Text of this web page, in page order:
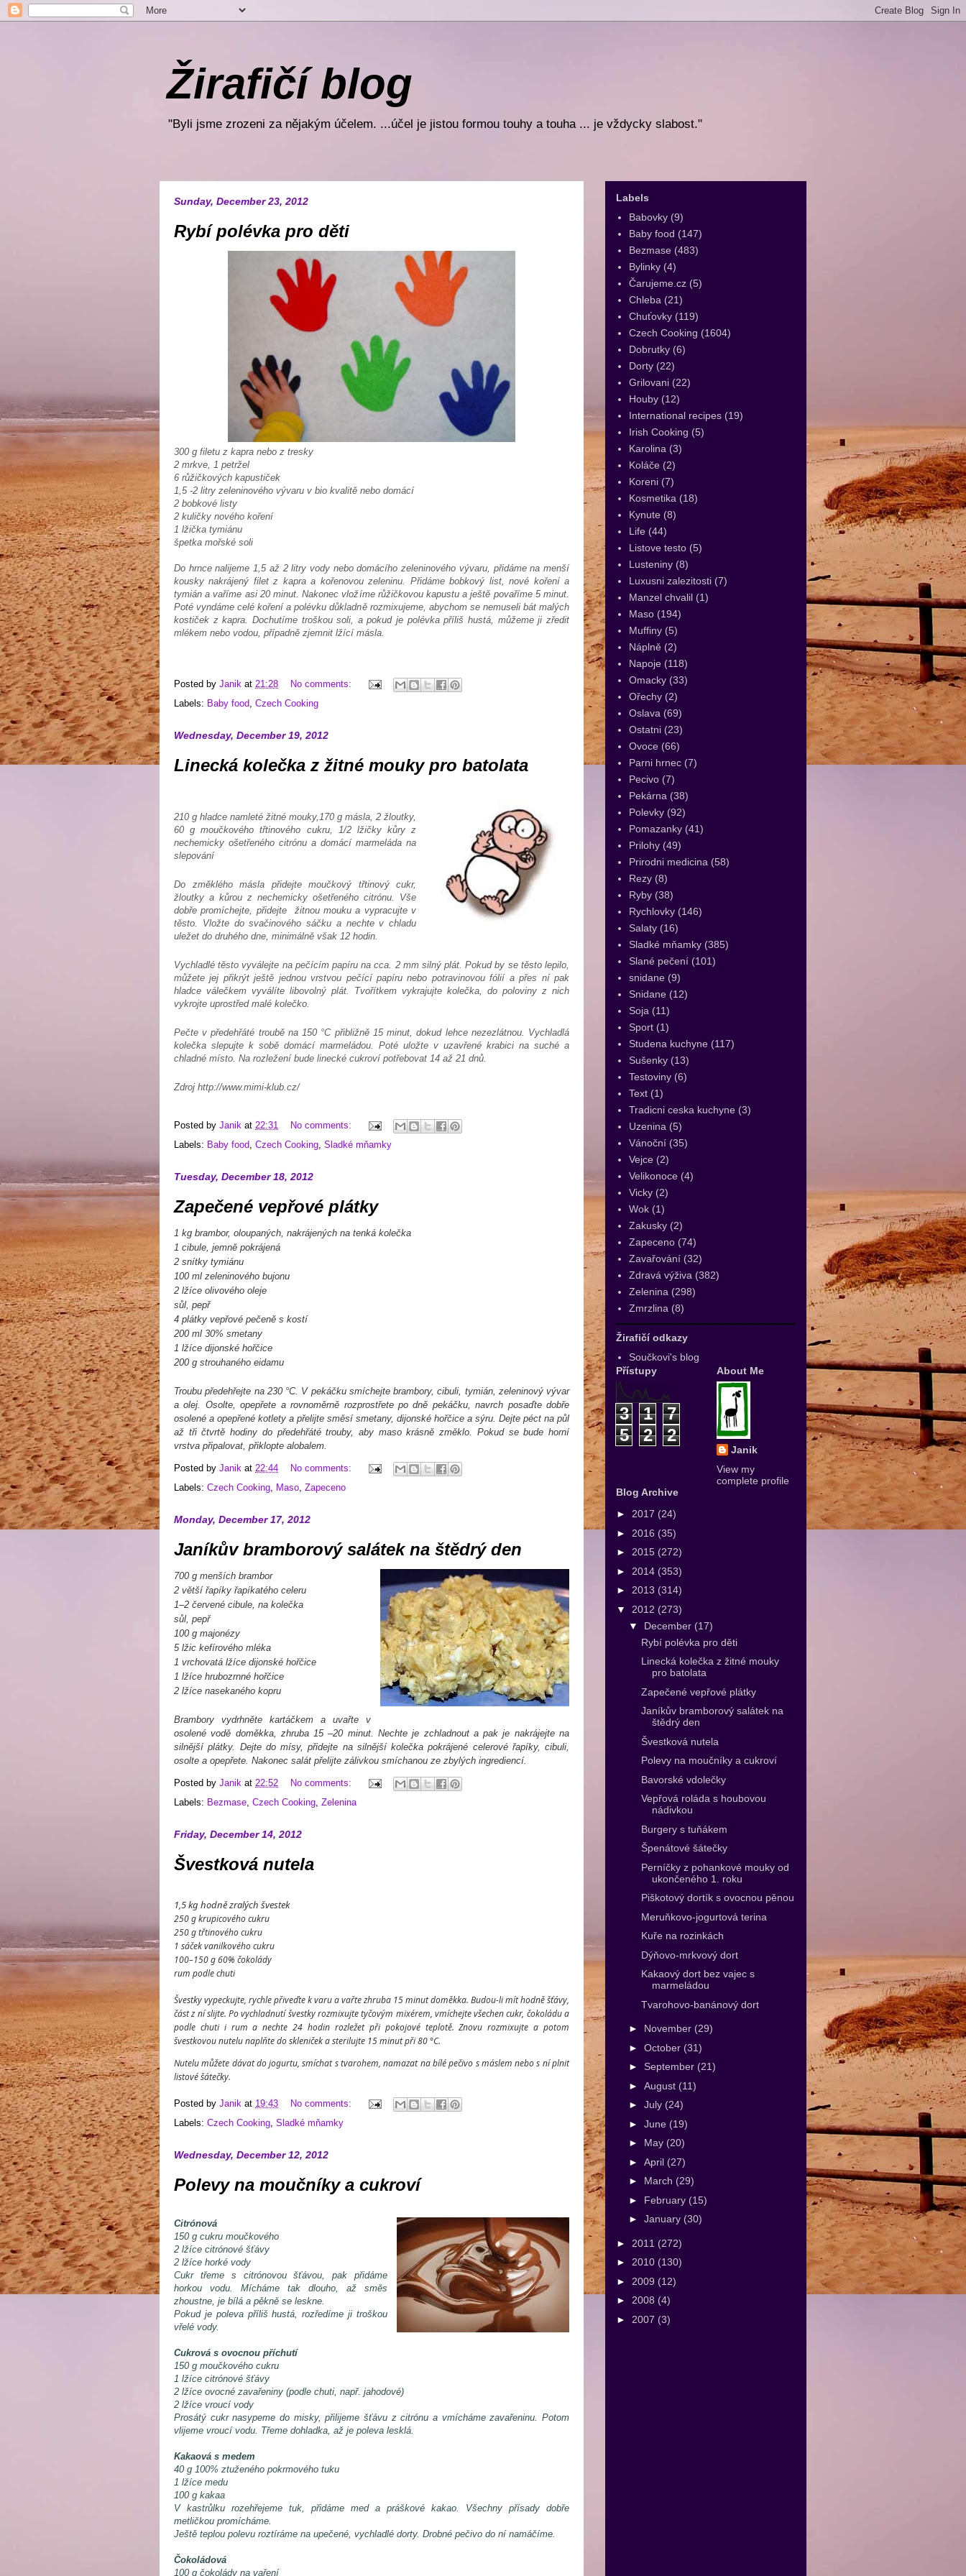
Žirafičí blog
"Byli jsme zrozeni za nějakým účelem. ...účel je jistou formou touhy a touha ... je vždycky slabost."
Sunday, December 23, 2012
Rybí polévka pro děti
300 g filetu z kapra nebo z tresky
2 mrkve, 1 petržel
6 růžičkových kapustiček
1,5 -2 litry zeleninového vývaru v bio kvalitě nebo domácí
2 bobkové listy
2 kuličky nového koření
1 lžička tymiánu
špetka mořské soli
Do hrnce nalijeme 1,5 až 2 litry vody nebo domácího zeleninového vývaru, přidáme na menší
kousky nakrájený filet z kapra a kořenovou zeleninu. Přidáme bobkový list, nové koření a
tymián a vaříme asi 20 minut. Nakonec vložíme růžičkovou kapustu a ještě povaříme 5 minut.
Poté vyndáme celé koření a polévku důkladně rozmixujeme, abychom se nemuseli bát malých
kostiček z kapra. Dochutíme troškou soli, a pokud je polévka příliš hustá, můžeme ji zředit
mlékem nebo vodou, případně zjemnit lžící másla.
Posted by Janik at 21:28
No comments:
Labels: Baby food, Czech Cooking
Wednesday, December 19, 2012
Linecká kolečka z žitné mouky pro batolata
210 g hladce namleté žitné mouky,170 g másla, 2 žloutky,
60 g moučkového třtinového cukru, 1/2 lžičky kůry z
nechemicky ošetřeného citrónu a domácí marmeláda na
slepování
Do změklého másla přidejte moučkový třtinový cukr,
žloutky a kůrou z nechemicky ošetřeného citrónu. Vše
dobře promíchejte, přidejte žitnou mouku a vypracujte v
těsto. Vložte do svačinového sáčku a nechte v chladu
uležet do druhého dne, minimálně však 12 hodin.
Vychladlé těsto vyválejte na pečícím papíru na cca. 2 mm silný plát. Pokud by se těsto lepilo,
můžete jej přikrýt ještě jednou vrstvou pečící papíru nebo potravinovou fólií a přes ní pak
hladce válečkem vyválíte libovolný plát. Tvořítkem vykrajujte kolečka, do poloviny z nich
vykrojte uprostřed malé kolečko.
Pečte v předehřáté troubě na 150 °C přibližně 15 minut, dokud lehce nezezlátnou. Vychladlá
kolečka slepujte k sobě domácí marmeládou. Poté uložte v uzavřené krabici na suché a
chladné místo. Na rozležení bude linecké cukroví potřebovat 14 až 21 dnů.
Zdroj http://www.mimi-klub.cz/
Posted by Janik at 22:31
No comments:
Labels: Baby food, Czech Cooking, Sladké mňamky
Tuesday, December 18, 2012
Zapečené vepřové plátky
1 kg brambor, oloupaných, nakrájených na tenká kolečka
1 cibule, jemně pokrájená
2 snítky tymiánu
100 ml zeleninového bujonu
2 lžíce olivového oleje
sůl, pepř
4 plátky vepřové pečeně s kostí
200 ml 30% smetany
1 lžíce dijonské hořčice
200 g strouhaného eidamu
Troubu předehřejte na 230 °C. V pekáčku smíchejte brambory, cibuli, tymián, zeleninový vývar
a olej. Osolte, opepřete a rovnoměrně rozprostřete po dně pekáčku, navrch posaďte dobře
osolené a opepřené kotlety a přelijte směsí smetany, dijonské hořčice a sýru. Dejte péct na půl
až tři čtvrtě hodiny do předehřáté trouby, aby maso krásně změklo. Pokud se bude horní
vrstva připalovat, přiklopte alobalem.
Posted by Janik at 22:44
No comments:
Labels: Czech Cooking, Maso, Zapeceno
Monday, December 17, 2012
Janíkův bramborový salátek na štědrý den
700 g menších brambor
2 větší řapíky řapíkatého celeru
1–2 červené cibule, na kolečka
sůl, pepř
100 g majonézy
5 lžic kefírového mléka
1 vrchovatá lžíce dijonské hořčice
1 lžíce hrubozrnné hořčice
2 lžíce nasekaného kopru
Brambory vydrhněte kartáčkem a uvařte v
osolené vodě doměkka, zhruba 15 –20 minut. Nechte je zchladnout a pak je nakrájejte na
silnější plátky. Dejte do mísy, přidejte na silnější kolečka pokrájené celerové řapíky, cibuli,
osolte a opepřete. Nakonec salát přelijte zálivkou smíchanou ze zbylých ingrediencí.
Posted by Janik at 22:52
No comments:
Labels: Bezmase, Czech Cooking, Zelenina
Friday, December 14, 2012
Švestková nutela
1,5 kg hodně zralých švestek
250 g krupicového cukru
250 g třtinového cukru
1 sáček vanilkového cukru
100–150 g 60% čokolády
rum podle chuti
Švestky vypeckujte, rychle přiveďte k varu a vařte zhruba 15 minut doměkka. Budou-li mít hodně šťávy,
část z ní slijte. Po vychladnutí švestky rozmixujte tyčovým mixérem, vmíchejte všechen cukr, čokoládu a
podle chuti i rum a nechte 24 hodin rozležet při pokojové teplotě. Znovu rozmixujte a potom
švestkovou nutelu naplňte do skleniček a sterilujte 15 minut při 80 °C.
Nutelu můžete dávat do jogurtu, smíchat s tvarohem, namazat na bílé pečivo s máslem nebo s ní plnit
listové šátečky.
Posted by Janik at 19:43
No comments:
Labels: Czech Cooking Sladké mňamky
Wednesday, December 12, 2012
Polevy na moučníky a cukroví
Citrónová
150 g cukru moučkového
2 lžíce citrónové šťávy
2 lžíce horké vody
Cukr třeme s citrónovou šťávou, pak přidáme
horkou vodu. Mícháme tak dlouho, až směs
zhoustne, je bílá a pěkně se leskne.
Pokud je poleva příliš hustá, rozředíme ji troškou
vřelé vody.
Cukrová s ovocnou příchutí
150 g moučkového cukru
1 lžíce citrónové šťávy
2 lžíce ovocné zavařeniny (podle chuti, např. jahodové)
2 lžíce vroucí vody
Prosátý cukr nasypeme do misky, přilijeme šťávu z citrónu a vmícháme zavařeninu. Potom
vlijeme vroucí vodu. Třeme dohladka, až je poleva lesklá.
Kakaová s medem
40 g 100% ztuženého pokrmového tuku
1 lžíce medu
100 g kakaa
V kastrůlku rozehřejeme tuk, přidáme med a práškové kakao. Všechny přísady dobře
metličkou promícháme.
Ještě teplou polevu roztíráme na upečené, vychladlé dorty. Drobné pečivo do ní namáčíme.
Čokoládová
100 g čokolády na vaření
Labels
Babovky (9)
Baby food (147)
Bezmase (483)
Bylinky (4)
Čarujeme.cz (5)
Chleba (21)
Chuťovky (119)
Czech Cooking (1604)
Dobrutky (6)
Dorty (22)
Grilovani (22)
Houby (12)
International recipes (19)
Irish Cooking (5)
Karolina (3)
Koláče (2)
Koreni (7)
Kosmetika (18)
Kynute (8)
Life (44)
Listove testo (5)
Lusteniny (8)
Luxusni zalezitosti (7)
Manzel chvalil (1)
Maso (194)
Muffiny (5)
Náplně (2)
Napoje (118)
Omacky (33)
Ořechy (2)
Oslava (69)
Ostatni (23)
Ovoce (66)
Parni hrnec (7)
Pecivo (7)
Pekárna (38)
Polevky (92)
Pomazanky (41)
Prilohy (49)
Prirodni medicina (58)
Rezy (8)
Ryby (38)
Rychlovky (146)
Salaty (16)
Sladké mňamky (385)
Slané pečení (101)
snidane (9)
Snidane (12)
Soja (11)
Sport (1)
Studena kuchyne (117)
Sušenky (13)
Testoviny (6)
Text (1)
Tradicni ceska kuchyne (3)
Uzenina (5)
Vánoční (35)
Vejce (2)
Velikonoce (4)
Vicky (2)
Wok (1)
Zakusky (2)
Zapeceno (74)
Zavařování (32)
Zdravá výživa (382)
Zelenina (298)
Zmrzlina (8)
Žirafičí odkazy
Součkovi's blog
Přístupy
3 1
7
5
2 2
About Me
Janik
View my
complete profile
Blog Archive
► 2017 (24)
► 2016 (35)
► 2015 (272)
► 2014 (353)
► 2013 (314)
▼ 2012 (273)
▼ December (17)
Rybí polévka pro děti
Linecká kolečka z žitné mouky
pro batolata
Zapečené vepřové plátky
Janíkův bramborový salátek na
štědrý den
Švestková nutela
Polevy na moučníky a cukroví
Bavorské vdolečky
Vepřová roláda s houbovou
nádivkou
Burgery s tuňákem
Špenátové šátečky
Perníčky z pohankové mouky od
ukončeného 1. roku
Piškotový dortík s ovocnou pěnou
Meruňkovo-jogurtová terina
Kuře na rozinkách
Dýňovo-mrkvový dort
Kakaový dort bez vajec s
marmeládou
Tvarohovo-banánový dort
► November (29)
► October (31)
► September (21)
► August (11)
► July (24)
► June (19)
► May (20)
► April (27)
► March (29)
► February (15)
► January (30)
► 2011 (272)
► 2010 (130)
► 2009 (12)
► 2008 (4)
► 2007 (3)